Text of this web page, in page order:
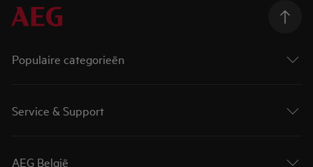
Populaire categorieën
Service & Support
AEG België